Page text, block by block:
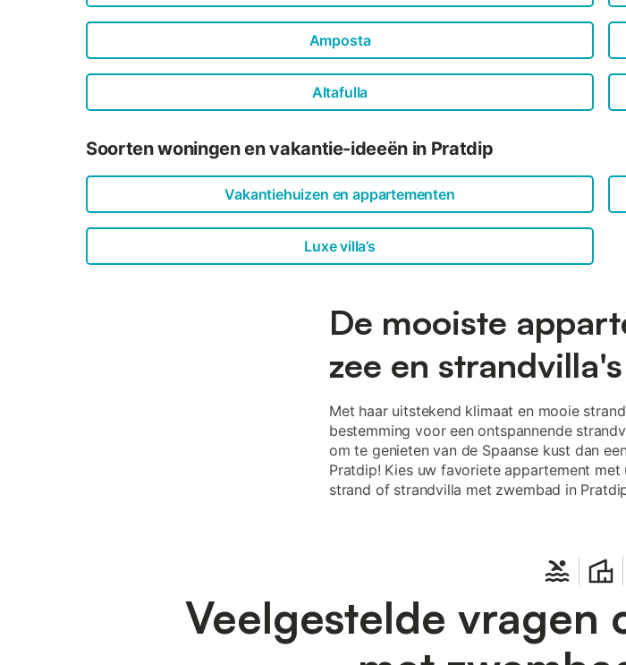
Amposta
Altafulla
Soorten woningen en vakantie-ideeën in Pratdip
Vakantiehuizen en appartementen
Luxe villa’s
De mooiste
zee en
Met haar uitstekend klimaat en mooie
bestemming voor een ontspannende
om te genieten van de Spaanse kust dan
Pratdip! Kies uw favoriete appartement
strand of strandvilla met zwembad in
Veelgestelde vragen